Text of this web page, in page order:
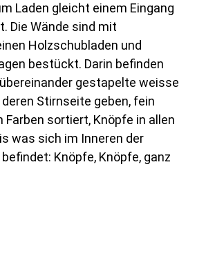
Laden gleicht einem Eingang
Die Wände sind mit
Holzschubladen und
bestückt. Darin befinden
gestapelte weisse
Stirnseite geben, fein
Farben sortiert, Knöpfe in allen
was sich im Inneren der
Knöpfe, Knöpfe, ganz